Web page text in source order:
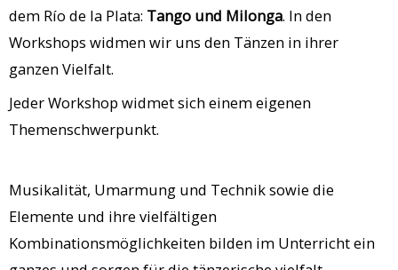
dem Río de la Plata: Tango und Milonga. In den
Workshops widmen wir uns den Tänzen in ihrer
ganzen Vielfalt.
Jeder Workshop widmet sich einem eigenen
Themenschwerpunkt.
Musikalität, Umarmung und Technik sowie die
Elemente und ihre vielfältigen
Kombinationsmöglichkeiten bilden im Unterricht ein